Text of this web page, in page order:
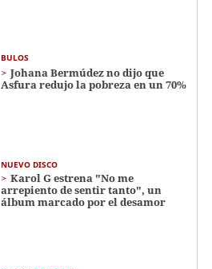
BULOS
Johana Bermúdez no dijo que
Asfura redujo la pobreza en un 70%
NUEVO DISCO
Karol G estrena "No me
arrepiento de sentir tanto", un
álbum marcado por el desamor